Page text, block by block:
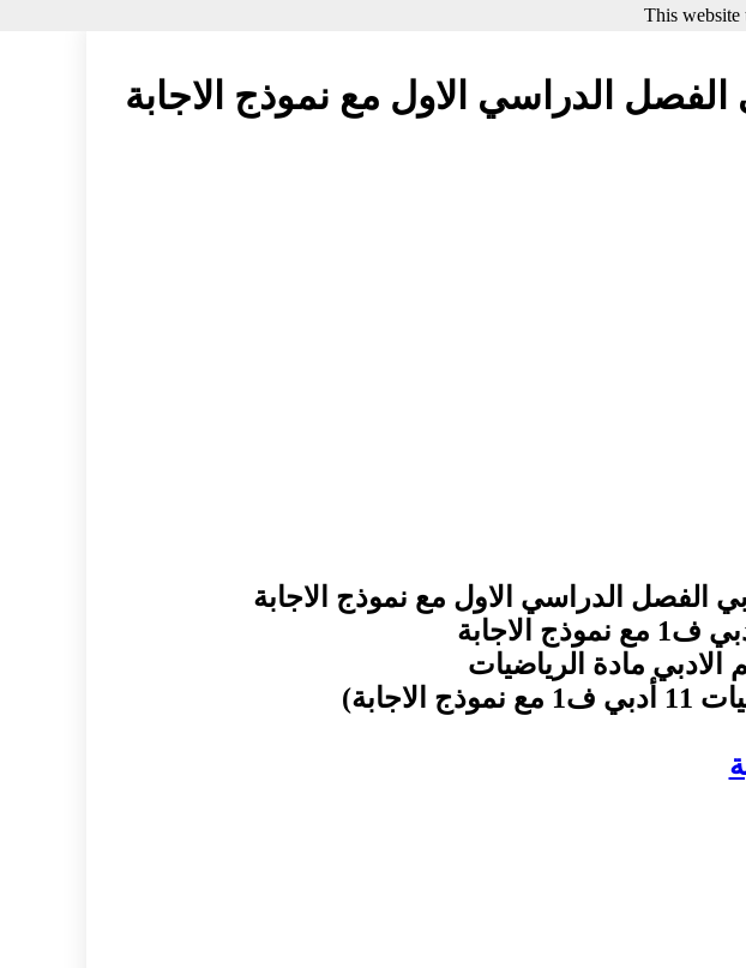
الدراسي الاول مع نموذج الاجابة
الدراسي الاول مع نموذج الاجابة
مادة الرياضيات
This website